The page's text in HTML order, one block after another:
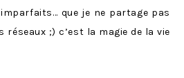
que je ne partage pas
;) c’est la magie de la vie